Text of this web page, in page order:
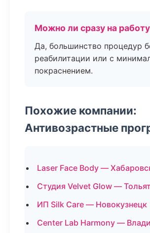
Можно ли сразу на
Да, большинство процедур
реабилитации или с
покраснением.
Похожие компании:
Антивозрастные
Laser Face Body —
Студия Velvet Glow —
ИП Silk Care — Новокузнецк
Center Lab Harmony —